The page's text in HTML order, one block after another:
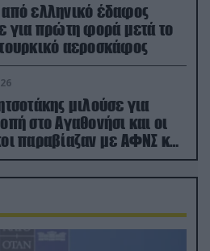
ελληνικό έδαφος
για πρώτη φορά μετά το
αεροσκάφος
μιλούσε για
στο Αγαθονήσι και οι
παραβίαζαν με ΑΦΝΣ και